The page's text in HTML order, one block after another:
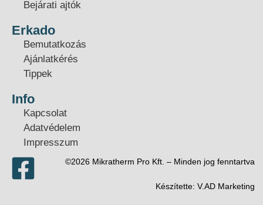
Bejárati ajtók
Erkado
Bemutatkozás
Ajánlatkérés
Tippek
Info
Kapcsolat
Adatvédelem
Impresszum
©2026 Mikratherm Pro Kft. – Minden jog fenntartva​
Készítette: V.AD Marketing